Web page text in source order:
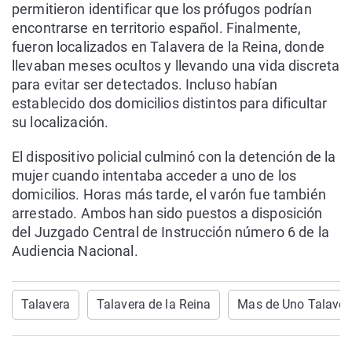
permitieron identificar que los prófugos podrían
encontrarse en territorio español. Finalmente,
fueron localizados en Talavera de la Reina, donde
llevaban meses ocultos y llevando una vida discreta
para evitar ser detectados. Incluso habían
establecido dos domicilios distintos para dificultar
su localización.
El dispositivo policial culminó con la detención de la
mujer cuando intentaba acceder a uno de los
domicilios. Horas más tarde, el varón fue también
arrestado. Ambos han sido puestos a disposición
del Juzgado Central de Instrucción número 6 de la
Audiencia Nacional.
Talavera Talavera de la Reina Mas de Uno